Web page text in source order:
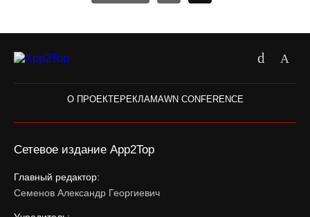
О ПРОЕКТЕРЕКЛАМАWN CONFERENCE
Сетевое издание App2Top
Главный редактор:
Семенов Александр Георгиевич